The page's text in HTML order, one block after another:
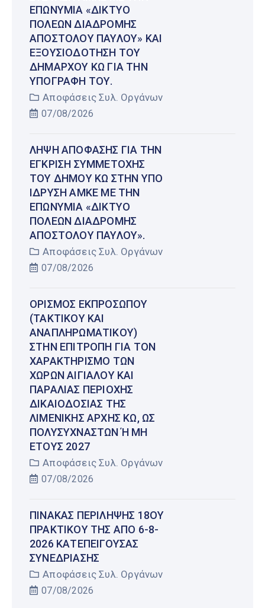
ΕΠΩΝΥΜΊΑ «ΔΊΚΤΥΟ
ΠΌΛΕΩΝ ΔΙΑΔΡΟΜΉΣ
ΑΠΟΣΤΌΛΟΥ ΠΑΎΛΟΥ» ΚΑΙ
ΕΞΟΥΣΙΟΔΌΤΗΣΗ ΤΟΥ
ΔΗΜΆΡΧΟΥ ΚΩ ΓΙΑ ΤΗΝ
ΥΠΟΓΡΑΦΉ ΤΟΥ.
Αποφάσεις Συλ. Οργάνων
07/08/2026
ΛΉΨΗ ΑΠΌΦΑΣΗΣ ΓΙΑ ΤΗΝ
ΈΓΚΡΙΣΗ ΣΥΜΜΕΤΟΧΉΣ
ΤΟΥ ΔΉΜΟΥ ΚΩ ΣΤΗΝ ΥΠΌ
ΊΔΡΥΣΗ ΑΜΚΕ ΜΕ ΤΗΝ
ΕΠΩΝΥΜΊΑ «ΔΊΚΤΥΟ
ΠΌΛΕΩΝ ΔΙΑΔΡΟΜΉΣ
ΑΠΟΣΤΌΛΟΥ ΠΑΎΛΟΥ».
Αποφάσεις Συλ. Οργάνων
07/08/2026
ΟΡΙΣΜΌΣ ΕΚΠΡΟΣΏΠΟΥ
(ΤΑΚΤΙΚΟΎ ΚΑΙ
ΑΝΑΠΛΗΡΩΜΑΤΙΚΟΎ)
ΣΤΗΝ ΕΠΙΤΡΟΠΉ ΓΙΑ ΤΟΝ
ΧΑΡΑΚΤΗΡΙΣΜΌ ΤΩΝ
ΧΏΡΩΝ ΑΙΓΙΑΛΟΎ ΚΑΙ
ΠΑΡΑΛΊΑΣ ΠΕΡΙΟΧΉΣ
ΔΙΚΑΙΟΔΟΣΊΑΣ ΤΗΣ
ΛΙΜΕΝΙΚΉΣ ΑΡΧΉΣ ΚΩ, ΩΣ
ΠΟΛΥΣΎΧΝΑΣΤΩΝ Ή ΜΗ Έ
ΤΟΥΣ 2027
Αποφάσεις Συλ. Οργάνων
07/08/2026
ΠΊΝΑΚΑΣ ΠΕΡΊΛΗΨΗΣ 18ΟΥ
ΠΡΑΚΤΙΚΟΎ ΤΗΣ ΑΠΌ 6-8-
2026 ΚΑΤΕΠΕΊΓΟΥΣΑΣ
ΣΥΝΕΔΡΊΑΣΗΣ
Αποφάσεις Συλ. Οργάνων
07/08/2026